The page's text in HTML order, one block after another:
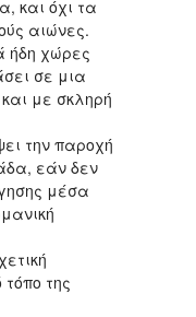
και όχι τα
αιώνες.
ήδη χώρες
σε μια
με σκληρή
την παροχή
εάν δεν
μέσα
της